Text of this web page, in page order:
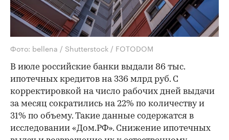
Фото: bellena / Shutterstock / FOTODOM
В июле российские банки выдали 86 тыс.
ипотечных кредитов на 336 млрд руб. С
корректировкой на число рабочих дней выдачи
за месяц сократились на 22% по количеству и
31% по объему. Такие данные содержатся в
исследовании «Дом.РФ». Снижение ипотечных